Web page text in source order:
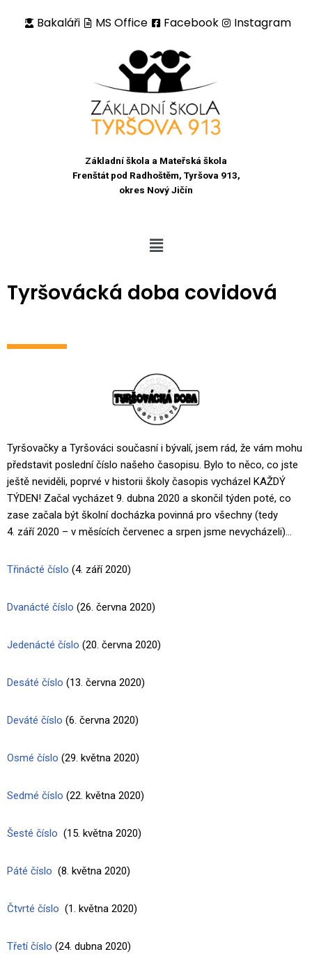
Bakaláři MS Office Facebook Instagram
Základní škola a Mateřská škola
Frenštát pod Radhoštěm, Tyršova 913,
okres Nový Jičín
Tyršovácká doba covidová
Tyršovačky a Tyršováci současní i bývalí, jsem rád, že vám mohu
představit poslední číslo našeho časopisu. Bylo to něco, co jste
ještě neviděli, poprvé v historii školy časopis vycházel KAŽDÝ
TÝDEN! Začal vycházet 9. dubna 2020 a skončil týden poté, co
zase začala být školní docházka povinná pro všechny (tedy
4. září 2020 – v měsících červenec a srpen jsme nevycházeli)…
Třinácté číslo (4. září 2020)
Dvanácté číslo (26. června 2020)
Jedenácté číslo (20. června 2020)
Desáté číslo (13. června 2020)
Deváté číslo (6. června 2020)
Osmé číslo (29. května 2020)
Sedmé číslo (22. května 2020)
Šesté číslo (15. května 2020)
Páté číslo (8. května 2020)
Čtvrté číslo (1. května 2020)
Třetí číslo (24. dubna 2020)